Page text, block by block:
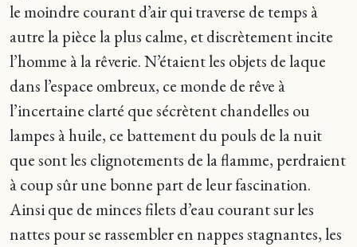
le moindre courant d’air qui traverse de temps à
autre la pièce la plus calme, et discrètement incite
l’homme à la rêverie. N’étaient les objets de laque
dans l’espace ombreux, ce monde de rêve à
l’incertaine clarté que sécrètent chandelles ou
lampes à huile, ce battement du pouls de la nuit
que sont les clignotements de la flamme, perdraient
à coup sûr une bonne part de leur fascination.
Ainsi que de minces filets d’eau courant sur les
nattes pour se rassembler en nappes stagnantes, les